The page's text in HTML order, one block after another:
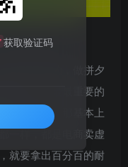
是不可能的，做拼夕
品上品。最最重要的
烦得要死，那基本上
一样，都是电商卖虚
就要拿出百分百的耐
获取验证码